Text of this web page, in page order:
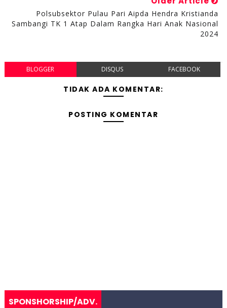
Polsubsektor Pulau Pari Aipda Hendra Kristianda
Sambangi TK 1 Atap Dalam Rangka Hari Anak Nasional
2024
BLOGGER DISQUS FACEBOOK
TIDAK ADA KOMENTAR:
POSTING KOMENTAR
SPONSHORSHIP/ADV.